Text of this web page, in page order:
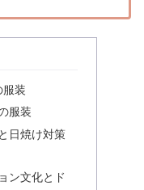
服装
服装
日焼け対策
ン文化とド